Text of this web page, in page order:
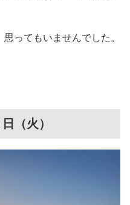
ってもいませんでした。
（火）